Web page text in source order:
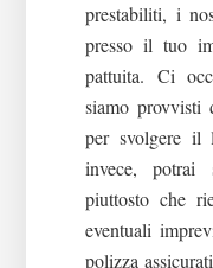
prestabiliti, i
presso il tuo
pattuita. Ci
siamo provvisti
per svolgere il
invece, potrai
piuttosto che
eventuali
polizza